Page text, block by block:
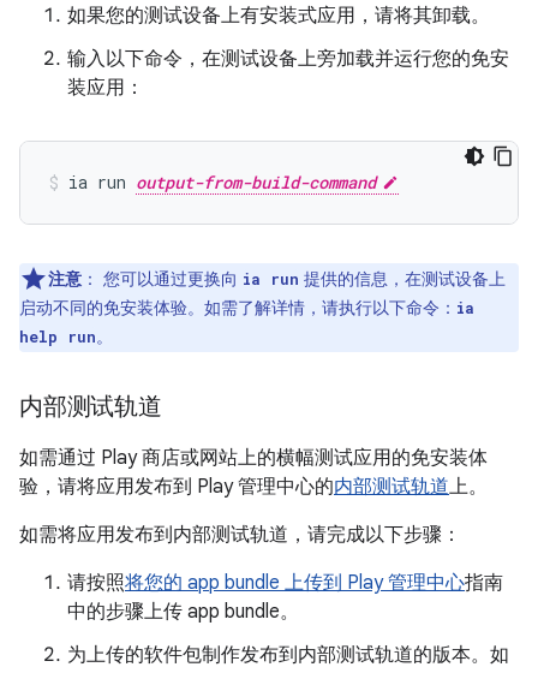
如果您的测试设备上有安装式应用，请将其卸载。
输入以下命令，在测试设备上旁加载并运行您的免安
装应用：
ia run output-from-build-command
注意 ： 您可以通过更换向 ia run 提供的信息，在测试设备上
启动不同的免安装体验。如需了解详情，请执行以下命令： ia
help run。
内部测试轨道
如需通过 Play 商店或网站上的横幅测试应用的免安装体
验，请将应用发布到 Play 管理中心的内部测试轨道上。
如需将应用发布到内部测试轨道，请完成以下步骤：
请按照将您的 app bundle 上传到 Play 管理中心指南
中的步骤上传 app bundle。
为上传的软件包制作发布到内部测试轨道的版本。如